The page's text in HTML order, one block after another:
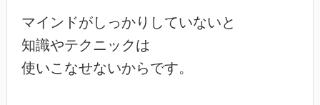
マインドがしっかりしていないと
知識やテクニックは
使いこなせないからです。